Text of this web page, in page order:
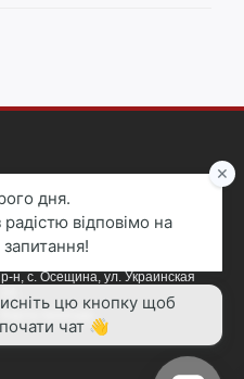
blokmarketkyiv@gmail.com
р-н, с. Осещина, ул. Украинская
Карта проезда